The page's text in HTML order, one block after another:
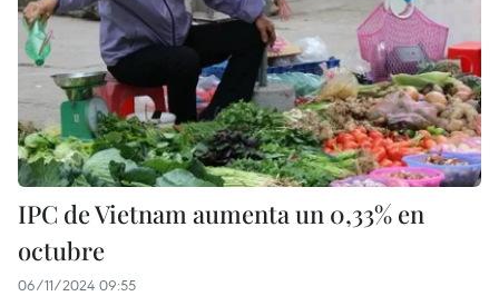
IPC de Vietnam aumenta un 0,33% en
octubre
06/11/2024 09:55